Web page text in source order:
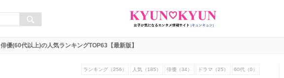
俳優(60代以上)の人気ランキングTOP63【最新版】
ランキング（256） 人気（185） 俳優（34） ドラマ（25） 60代（0）